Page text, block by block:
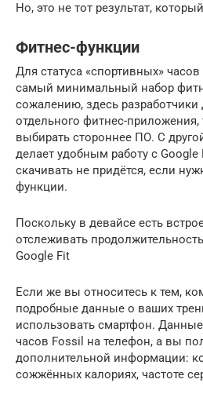
Но, это не тот результат,
Фитнес-функции
Для статуса «спортивных»
самый минимальный набор
сожалению, здесь
отдельного фитнес-приложения,
выбирать стороннее ПО. С
делает удобным работу с Google
скачивать не придётся, если
функции.
Поскольку в девайсе есть
отслеживать
Google Fit
Если же вы относитесь к тем,
подробные данные о ваших
использовать смартфон. Данные
часов Fossil на телефон, а вы
дополнительной информации:
сожжённых калориях, частоте